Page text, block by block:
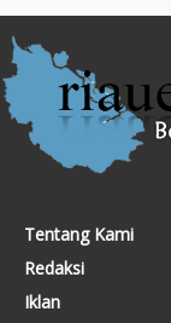
Tentang Kami
Redaksi
Iklan